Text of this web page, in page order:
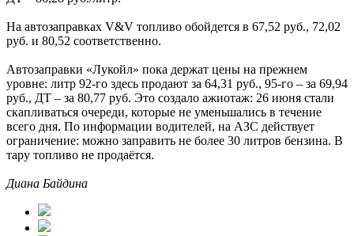
На автозаправках V&V топливо обойдется в 67,52 руб., 72,02
руб. и 80,52 соответственно.
Автозаправки «Лукойл» пока держат цены на прежнем
уровне: литр 92-го здесь продают за 64,31 руб., 95-го – за 69,94
руб., ДТ – за 80,77 руб. Это создало ажиотаж: 26 июня стали
скапливаться очереди, которые не уменьшались в течение
всего дня. По информации водителей, на АЗС действует
ограничение: можно заправить не более 30 литров бензина. В
тару топливо не продаётся.
Диана Байдина